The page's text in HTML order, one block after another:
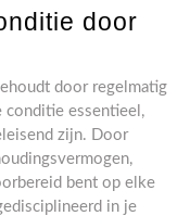
door
door regelmatig
conditie essentieel,
zijn. Door
bent op elke
in je